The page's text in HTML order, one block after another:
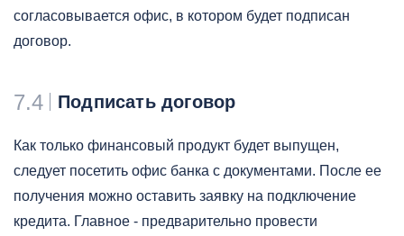
согласовывается офис, в котором будет подписан
договор.
7.4 Подписать договор
Как только финансовый продукт будет выпущен,
следует посетить офис банка с документами. После ее
получения можно оставить заявку на подключение
кредита. Главное - предварительно провести